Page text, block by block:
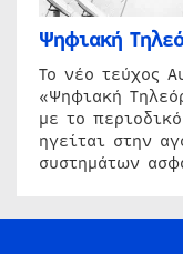
Ψηφιακή
Το νέο τεύχος
«Ψηφιακή
με το
ηγείται στην
συστημάτων